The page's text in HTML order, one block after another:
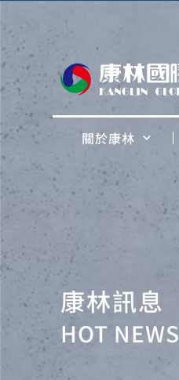
關於康林
康林訊息
HOT NEWS